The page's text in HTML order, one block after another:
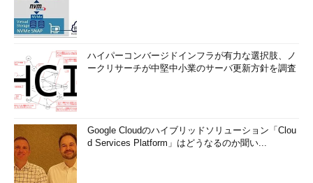
ハイパーコンバージドインフラが有力な選択肢、ノ
ークリサーチが中堅中小業のサーバ更新方針を調査
Google Cloudのハイブリッドソリューション「Clou
d Services Platform」はどうなるのか聞い...